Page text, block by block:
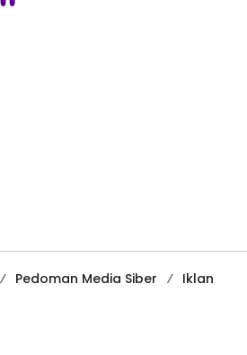
Pedoman Media Siber
Iklan